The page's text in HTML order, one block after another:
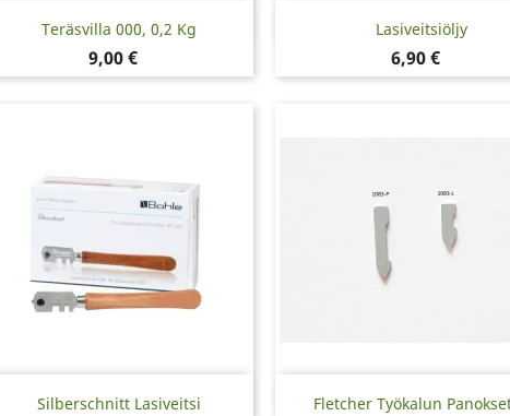
Teräsvilla 000, 0,2 Kg
Hinta
9,00 €
Pikakatselu Lasiveitsiöljy
Hinta
6,90 €
 Pikakatselu
Silberschnitt Lasiveitsi
Pikakatselu Fletcher Työkalun
Pikakatselu